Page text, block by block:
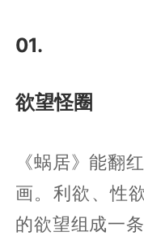
01.
欲望怪圈
《蜗居》能翻
画。利欲、性
的欲望组成一